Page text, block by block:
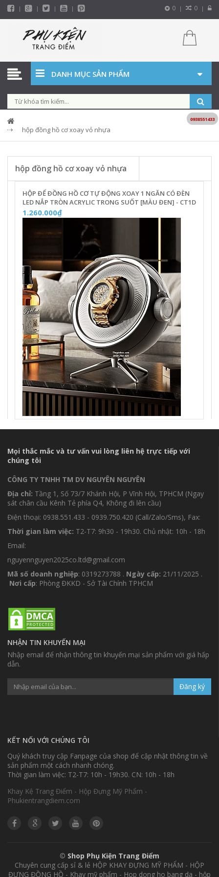
0 0
DANH MỤC SẢN PHẨM
hộp đồng hồ cơ xoay vỏ nhựa
hộp đồng hồ cơ xoay vỏ nhựa
HỘP ĐỂ ĐỒNG HỒ CƠ TỰ ĐỘNG XOAY 1 NGĂN CÓ ĐÈN
LED NẮP TRÒN ACRYLIC TRONG SUỐT [MÀU ĐEN] - CT1D
1.260.000₫
Mọi thắc mắc và tư vấn vui lòng liên hệ trực tiếp với
chúng tôi
CÔNG TY TNHH TM DV NGUYÊN NGUYÊN
Địa chỉ: Tầng 1, Số 73/7 Khánh Hội, P Vĩnh Hội, TPHCM (Ngay
sát chân cầu Kênh Tẻ phía Q4, Không đi lên cầu)
Điện thoại: 0938.551.433 - 0939.750.420 (Call/Zalo/Sms), Fax:
Thời gian làm việc: T2-T7: 9h30 - 19h30. Chủ nhật: 10h - 18h
Email:
nguyennguyen2025co.ltd@gmail.com
Mã số doanh nghiệp: 0319273788 . Ngày cấp: 21/11/2025 .
Nơi cấp: Phòng ĐKKD - Sở Tài Chính TPHCM
NHẬN TIN KHUYẾN MẠI
Nhập email để nhận thông tin khuyến mại sản phẩm với giá hấp
dẫn.
Đăng ký
KẾT NỐI VỚI CHÚNG TÔI
Quý khách truy cập Fanpage của shop để cập nhật thông tin về
sản phẩm một cách nhanh chóng.
Thời gian làm việc: T2-T7: 10h - 19h30. CN: 10h - 18h
Khay Kệ Trang Điểm - Hộp Đựng Mỹ Phẩm -
Phukientrangdiem.com
© Shop Phụ Kiện Trang Điểm
Chuyên cung cấp sỉ & lẻ HỘP KHAY ĐỰNG MỸ PHẨM - HỘP
ĐỰNG ĐỒNG HỒ - Khay mỹ phẩm - Hop dong ho bang da - hộp
0938551433